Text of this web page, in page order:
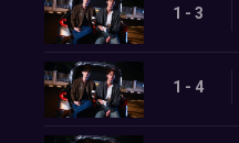
1 - 3
1 - 4